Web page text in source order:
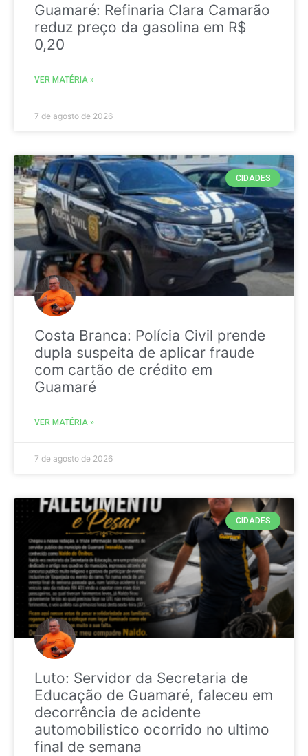
Guamaré: Refinaria Clara Camarão
reduz preço da gasolina em R$
0,20
VER MATÉRIA »
7 de agosto de 2026
CIDADES
Costa Branca: Polícia Civil prende
dupla suspeita de aplicar fraude
com cartão de crédito em
Guamaré
VER MATÉRIA »
7 de agosto de 2026
CIDADES
Luto: Servidor da Secretaria de
Educação de Guamaré, faleceu em
decorrência de acidente
automobilistico ocorrido no ultimo
final de semana